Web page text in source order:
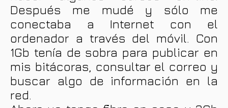
Después me mudé y sólo me
conectaba a Internet con el
ordenador a través del móvil. Con
1Gb tenía de sobra para publicar en
mis bitácoras, consultar el correo y
buscar algo de información en la
red.